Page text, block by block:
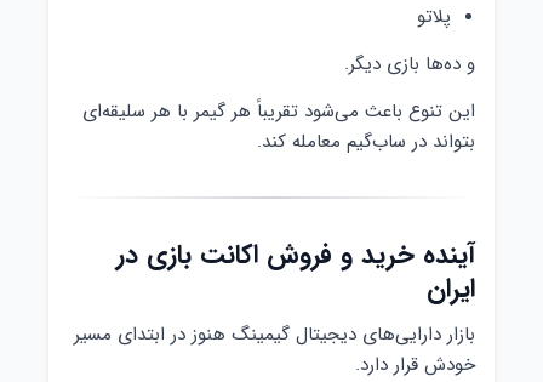
پلاتو
و ده‌ها بازی دیگر.
این تنوع باعث می‌شود تقریباً هر گیمر با هر سلیقه‌ای
بتواند در ساب‌گیم معامله کند.
آینده خرید و فروش اکانت بازی در
ایران
بازار دارایی‌های دیجیتال گیمینگ هنوز در ابتدای مسیر
خودش قرار دارد.